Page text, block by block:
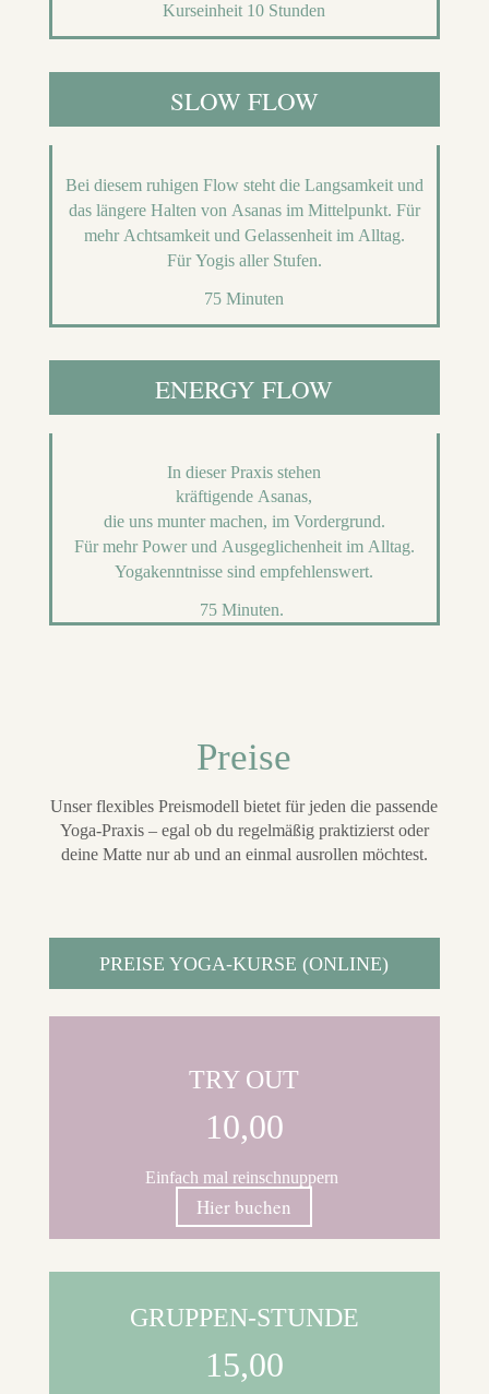
Kurseinheit 10 Stunden
SLOW FLOW
Bei diesem ruhigen Flow steht die Langsamkeit und
das längere Halten von Asanas im Mittelpunkt. Für
mehr Achtsamkeit und Gelassenheitim Alltag.
Für Yogis aller Stufen.
75 Minuten
ENERGY FLOW
In dieser Praxis stehen
kräftigende Asanas,
die uns munter machen, im Vordergrund.
Für mehrPower und Ausgeglichenheitim Alltag.
Yogakenntnisse sind empfehlenswert.
75 Minuten.
Preise
Unser flexibles Preismodell bietet für jeden die passende
Yoga-Praxis – egal ob du regelmäßig praktizierst oder
deine Matte nur ab und an einmal ausrollen möchtest.
PREISE YOGA-KURSE (ONLINE)
TRY OUT
10,00
Einfach mal reinschnuppern
Hier buchen
GRUPPEN-STUNDE
15,00